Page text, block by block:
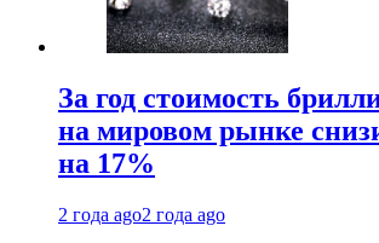
За год стоимость
на мировом рынке
на 17%
2 года ago2 года ago